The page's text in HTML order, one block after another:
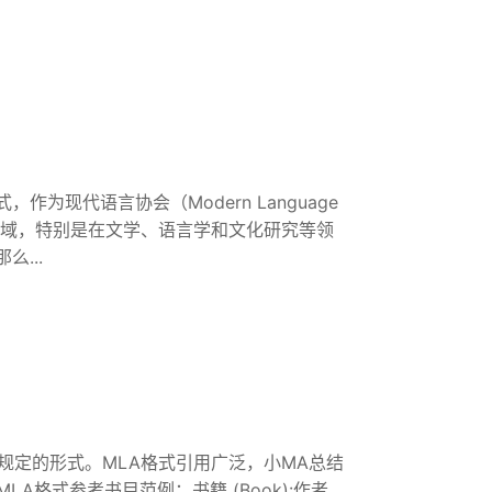
，作为现代语言协会（Modern Language
，特别是在文学、语言学和文化研究等领
么...
的形式。MLA格式引用广泛，小MA总结